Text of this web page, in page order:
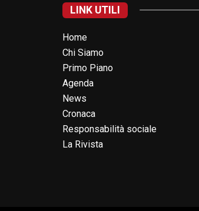
LINK UTILI
Home
Chi Siamo
Primo Piano
Agenda
News
Cronaca
Responsabilità sociale
La Rivista